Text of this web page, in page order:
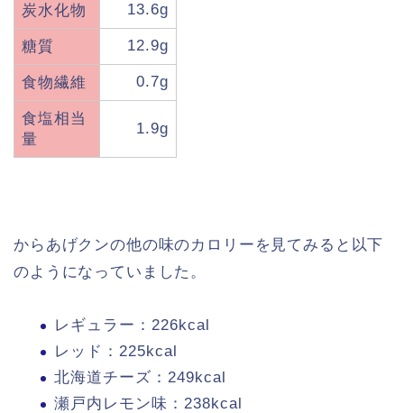
炭水化物 13.6g
糖質 12.9g
食物繊維 0.7g
食塩相当
量
1.9g
からあげクンの他の味のカロリーを見てみると以下
のようになっていました。
レギュラー：226kcal
レッド：225kcal
北海道チーズ：249kcal
瀬戸内レモン味：238kcal